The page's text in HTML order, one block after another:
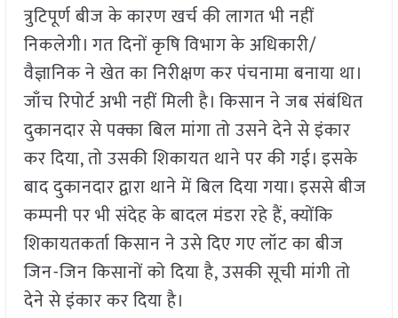
त्रुटिपूर्ण बीज के कारण खर्च की लागत भी नहीं
निकलेगी। गत दिनों कृषि विभाग के अधिकारी/
वैज्ञानिक ने खेत का निरीक्षण कर पंचनामा बनाया था।
जाँच रिपोर्ट अभी नहीं मिली है। किसान ने जब संबंधित
दुकानदार से पक्का बिल मांगा तो उसने देने से इंकार
कर दिया, तो उसकी शिकायत थाने पर की गई। इसके
बाद दुकानदार द्वारा थाने में बिल दिया गया। इससे बीज
कम्पनी पर भी संदेह के बादल मंडरा रहे हैं, क्योंकि
शिकायतकर्ता किसान ने उसे दिए गए लॉट का बीज
जिन-जिन किसानों को दिया है, उसकी सूची मांगी तो
देने से इंकार कर दिया है।